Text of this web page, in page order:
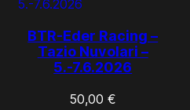
BTR-Eder Racing –
Tazio Nuvolari –
5.-7.6.2026
50,00€